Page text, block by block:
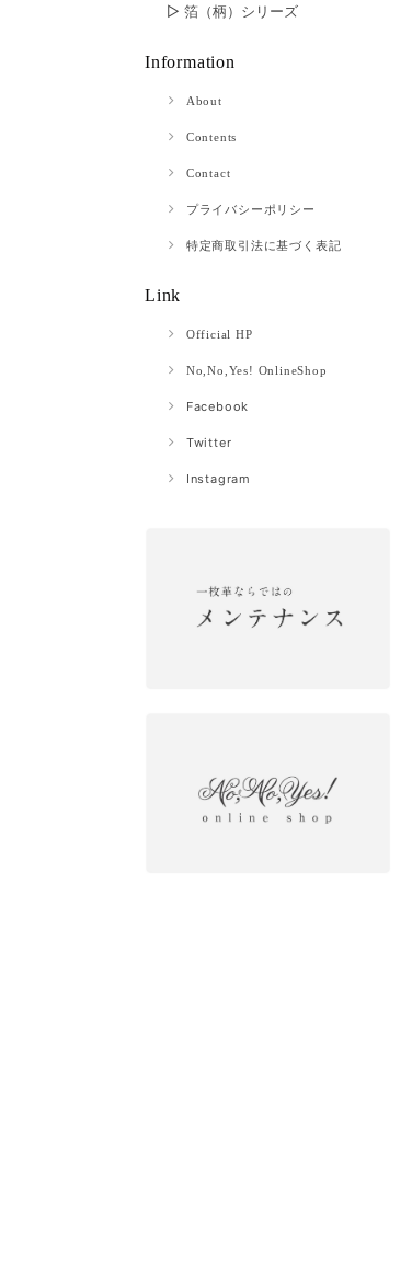
▷ 箔（柄）シリーズ
Information
About
Contents
Contact
プライバシーポリシー
特定商取引法に基づく表記
Link
Official HP
No,No,Yes! OnlineShop
Facebook
Twitter
Instagram